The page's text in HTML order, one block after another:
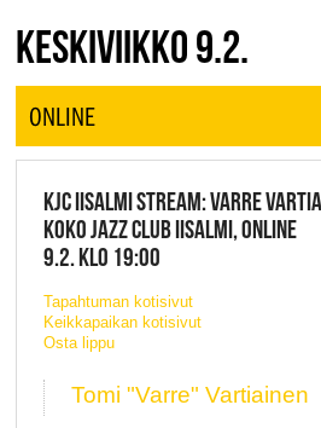
JAZZ FINLAND LIVE
KESKIVIIKKO 9.2.
ONLINE
KJC IISALMI STREAM: VARRE
KOKO JAZZ CLUB IISALMI, ONLINE
9.2. KLO 19:00
Tapahtuman kotisivut
Keikkapaikan kotisivut
Osta lippu
Tomi "Varre" Vartiainen